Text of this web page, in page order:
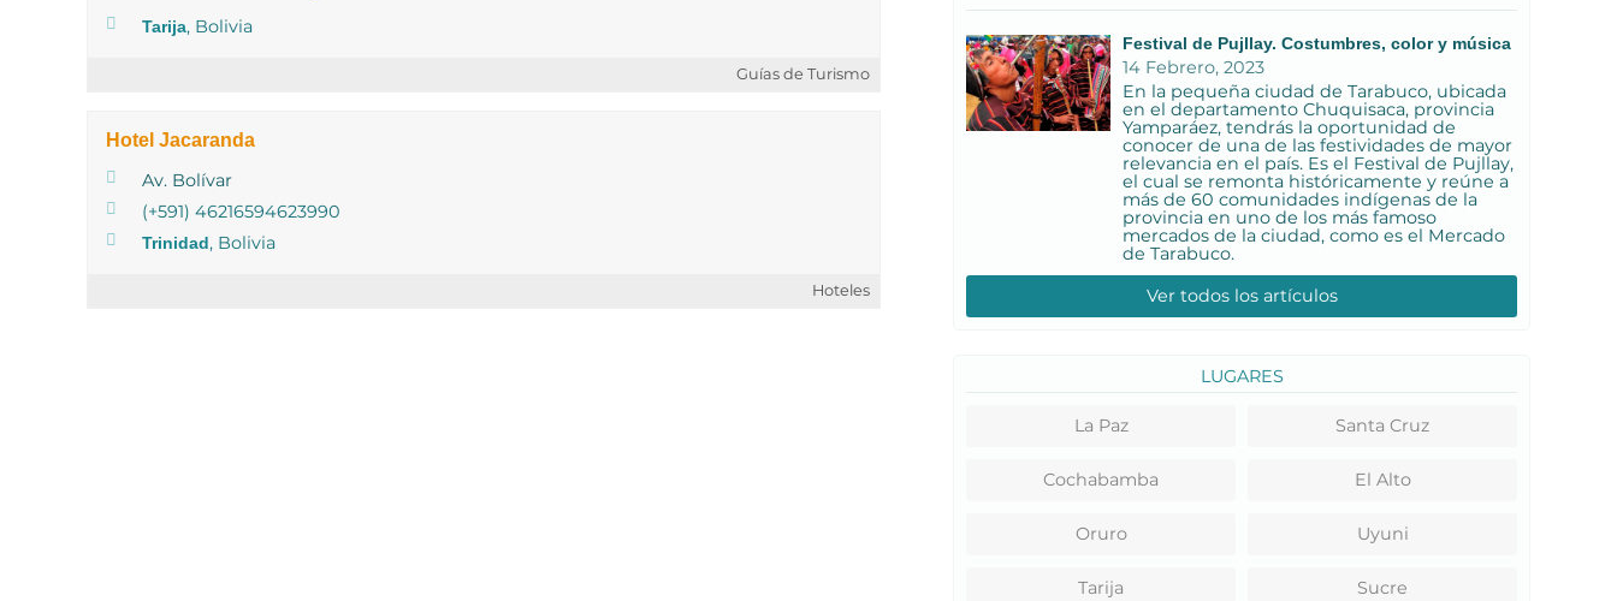
Tarija, Bolivia
Guías de Turismo
Hotel Jacaranda
Av. Bolívar
(+591) 46216594623990
Trinidad, Bolivia
Hoteles
Festival de Pujllay. Costumbres, color y música
14 Febrero, 2023
En la pequeña ciudad de Tarabuco, ubicada
en el departamento Chuquisaca, provincia
Yamparáez, tendrás la oportunidad de
conocer de una de las festividades de mayor
relevancia en el país. Es el Festival de Pujllay,
el cual se remonta históricamente y reúne a
más de 60 comunidades indígenas de la
provincia en uno de los más famoso
mercados de la ciudad, como es el Mercado
de Tarabuco.
Ver todos los artículos
LUGARES
La Paz Santa Cruz
Cochabamba El Alto
Oruro Uyuni
Tarija Sucre